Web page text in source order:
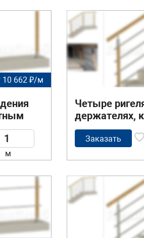
10 662 ₽/м
и
м
Четыре
держателях,
деревянный
стойки с
Заказать